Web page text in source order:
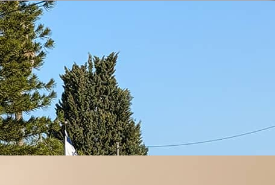
יוצאים לסיבוב: איפה הכי שווה לרכוב על אופניים באזור עתלית
מערכת הפלמינגו